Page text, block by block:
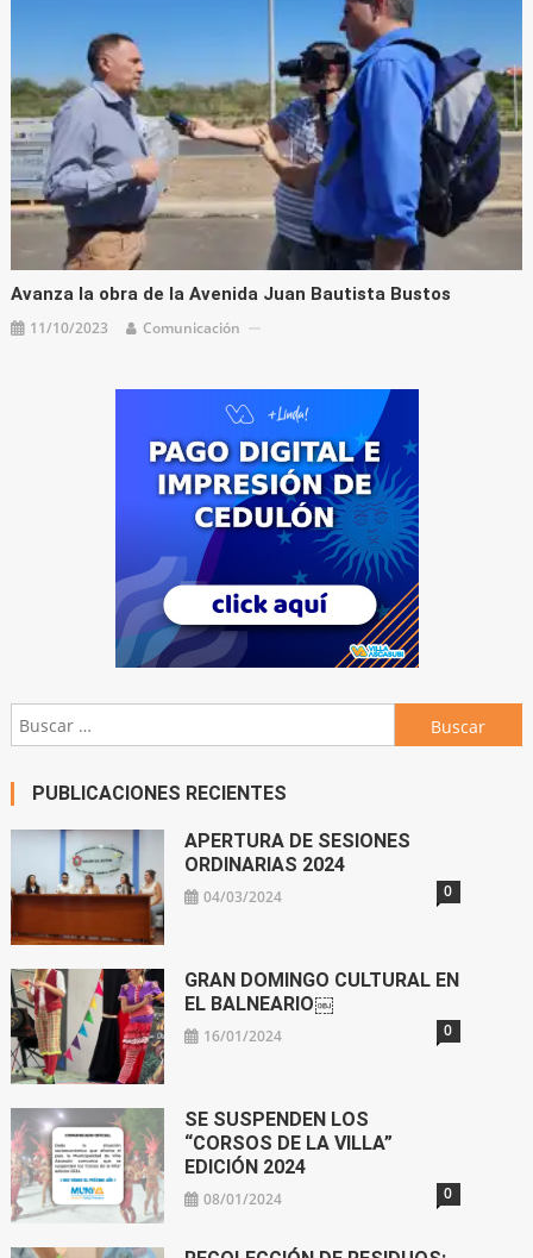
Avanza la obra de la Avenida Juan Bautista Bustos
11/10/2023 Comunicación
Buscar:
PUBLICACIONES RECIENTES
APERTURA DE SESIONES
ORDINARIAS 2024
04/03/2024 0
GRAN DOMINGO CULTURAL EN
EL BALNEARIO￼
16/01/2024 0
SE SUSPENDEN LOS
“CORSOS DE LA VILLA”
EDICIÓN 2024
08/01/2024 0